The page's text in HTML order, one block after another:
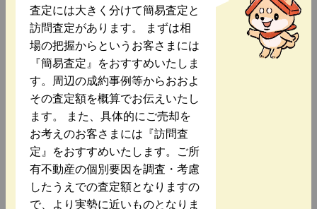
査定には大きく分けて簡易査定と
訪問査定があります。 まずは相
場の把握からというお客さまには
『簡易査定』をおすすめいたしま
す。周辺の成約事例等からおおよ
その査定額を概算でお伝えいたし
ます。 また、具体的にご売却を
お考えのお客さまには『訪問査
定』をおすすめいたします。ご所
有不動産の個別要因を調査・考慮
したうえでの査定額となりますの
で、より実勢に近いものとなりま